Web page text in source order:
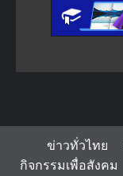
ข่าวทั่วไทย
กิจกรรมเพื่อสังคม